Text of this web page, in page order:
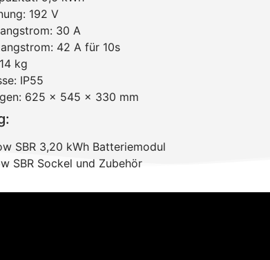
192 V
30 A
42 A für 10s
kg
IP55
625 x 545 x 330 mm
SBR 3,20 kWh Batteriemodul
SBR Sockel und Zubehör